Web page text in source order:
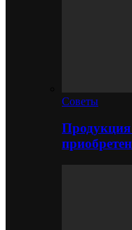
Советы